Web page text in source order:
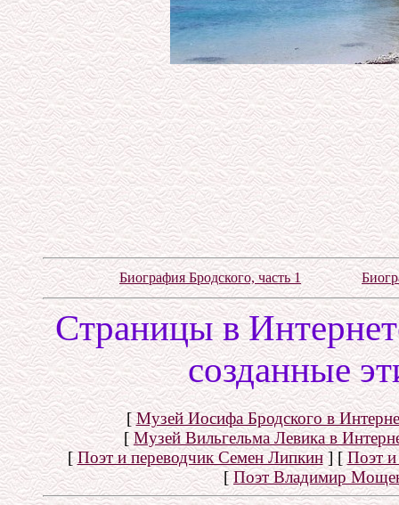
Биография Бродского, часть 1
Cтраницы в
созданные
[Музей Иосифа Бродского в
[Музей Вильгельма Левика в
[Поэт и переводчик Семен Липкин] [ Поэт и
[Поэт Владимир